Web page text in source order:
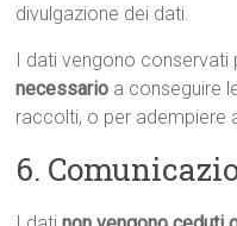
divulgazione dei dati.
I dati vengono
necessario a conseguire
raccolti, o per adempiere
6.